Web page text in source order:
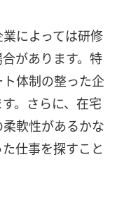
によっては研修
があります。特
体制の整った企
。さらに、在宅
軟性があるかな
仕事を探すこと